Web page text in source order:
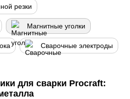
резки
Магнитные уголки
Сварочные электроды
для сварки Procraft: